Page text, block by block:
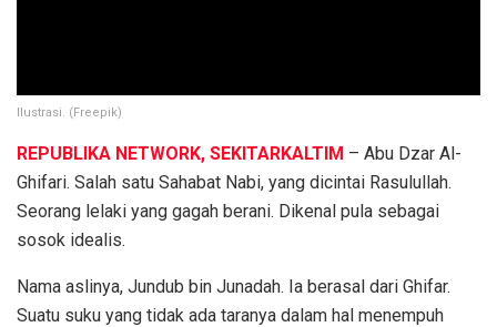
Ilustrasi. (Freepik)
REPUBLIKA NETWORK, SEKITARKALTIM – Abu Dzar Al-
Ghifari. Salah satu Sahabat Nabi, yang dicintai Rasulullah.
Seorang lelaki yang gagah berani. Dikenal pula sebagai
sosok idealis.
Nama aslinya, Jundub bin Junadah. Ia berasal dari Ghifar.
Suatu suku yang tidak ada taranya dalam hal menempuh